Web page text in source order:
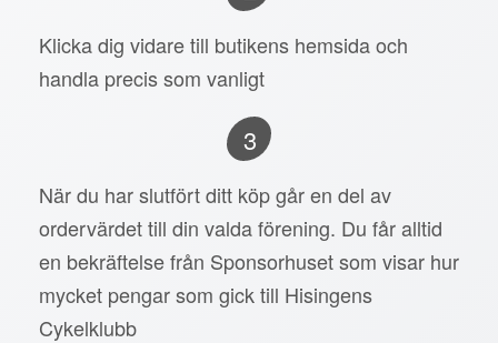
Klicka dig vidare till butikens hemsida och
handla precis som vanligt
3
När du har slutfört ditt köp går en del av
ordervärdet till din valda förening. Du får alltid
en bekräftelse från Sponsorhuset som visar hur
mycket pengar som gick till Hisingens
Cykelklubb